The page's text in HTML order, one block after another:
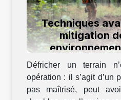
Techniques
mitigation
Défricher un terrain
opération : il s’agit d’un
pas maîtrisé, peut